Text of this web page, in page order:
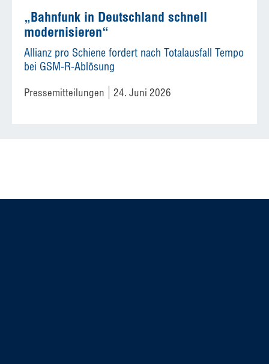
„Bahnfunk in Deutschland schnell
modernisieren“
Allianz pro Schiene fordert nach Totalausfall Tempo
bei GSM-R-Ablösung
Pressemitteilungen 24. Juni 2026